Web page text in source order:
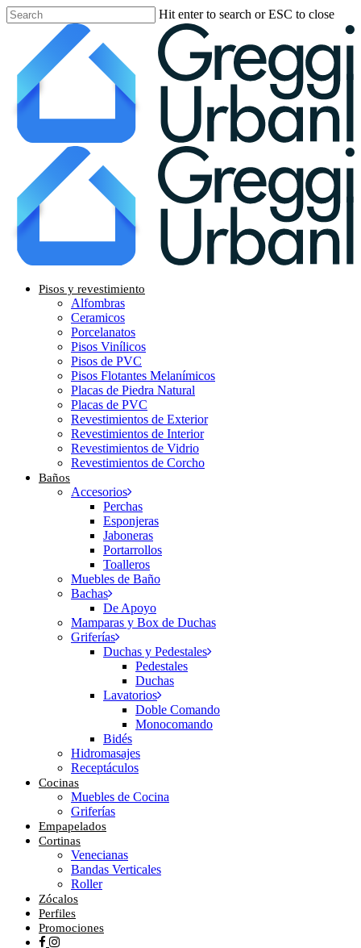
Skip
to
content
Hit enter to search or ESC to close
Menu Pisos y revestimiento
Alfombras
Ceramicos
Porcelanatos
Pisos Vinílicos
Pisos de PVC
Pisos Flotantes Melanímicos
Placas de Piedra Natural
Placas de PVC
Revestimientos de Exterior
Revestimientos de Interior
Revestimientos de Vidrio
Revestimientos de Corcho
Baños
Accesorios
Perchas
Esponjeras
Jaboneras
Portarrollos
Toalleros
Muebles de Baño
Bachas
De Apoyo
Mamparas y Box de Duchas
Griferías
Duchas y Pedestales
Pedestales
Duchas
Lavatorios
Doble Comando
Monocomando
Bidés
Hidromasajes
Receptáculos
Cocinas
Muebles de Cocina
Griferías
Empapelados
Cortinas
Venecianas
Bandas Verticales
Roller
Zócalos
Perfiles
Promociones
facebook
instagram